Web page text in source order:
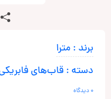
برند : مترا
دسته : قاب‌های
0 دیدگاه